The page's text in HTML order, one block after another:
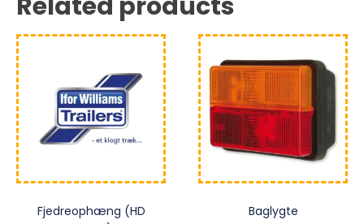
Fjedreophæng (HD
Baglygte